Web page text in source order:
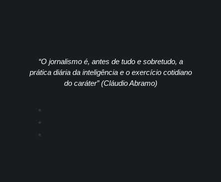
“O jornalismo é, antes de tudo e sobretudo, a
prática diária da inteligência e o exercício cotidiano
do caráter” (Cláudio Abramo)